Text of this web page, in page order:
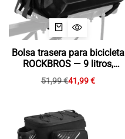
Bolsa trasera para bicicleta
ROCKBROS — 9 litros,
impermeable, rígida
51,99€41,99€